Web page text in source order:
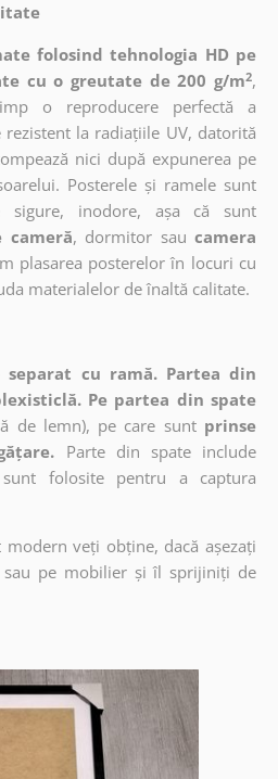
folosind tehnologia HD pe
cu o greutate de 200 g/m2,
o reproducere perfectă a
la radiațiile UV, datorită
nici după expunerea pe
Posterele și ramele sunt
sigure, inodore, așa că sunt
, dormitor sau camera
plasarea posterelor în locuri cu
materialelor de înaltă calitate.
cu ramă. Partea din
Pe partea din spate
de lemn), pe care sunt prinse
Parte din spate include
folosite pentru a captura
modern veți obține, dacă așezați
sau pe mobilier și îl sprijiniți de